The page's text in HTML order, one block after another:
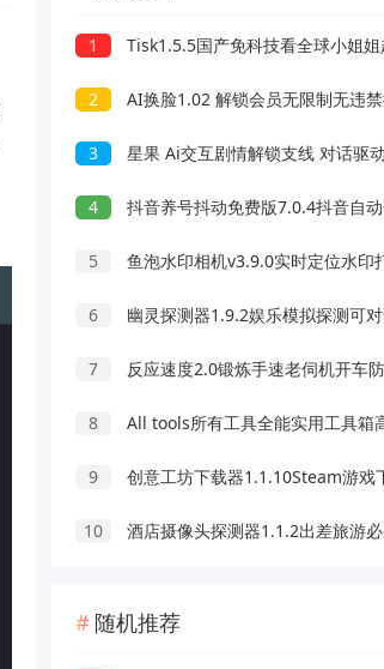
1 Tisk1.5.5国产免科技看全球小姐
2 AI换脸1.02 解锁会员无限制无违禁换脸 支
3 星果 Ai交互剧情解锁支线 对话驱动交互故
4 抖音养号抖动免费版7.0.4抖音自动化养
5 鱼泡水印相机v3.9.0实时定位水印打卡 免
6 幽灵探测器1.9.2娱乐模拟探测可
7 反应速度2.0锻炼手速老伺机开车防
8 All tools所有工具全能实用工具箱
9 创意工坊下载器1.1.10Steam游戏
10 酒店摄像头探测器1.1.2出差旅游
随机推荐